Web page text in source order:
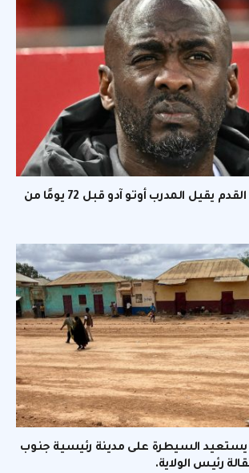
الاتحاد الغاني لكرة القدم يقيل المدرب أوتو آدو قبل 72 يومًا من
السيطرة على مدينة رئيسية جنوب
رئيس الولاية.